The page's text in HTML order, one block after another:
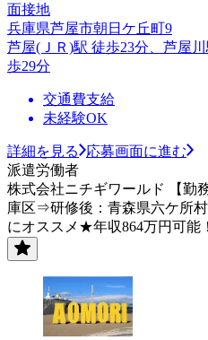
面接地
兵庫県芦屋市朝日ケ丘町9
芦屋(ＪＲ)駅 徒歩23分、芦屋
歩29分
交通費支給
未経験OK
詳細を見る
応募画面に進む
派遣労働者
株式会社ニチギワールド 【勤
庫区⇒研修後：青森県六ケ所
にオススメ★年収864万円可能